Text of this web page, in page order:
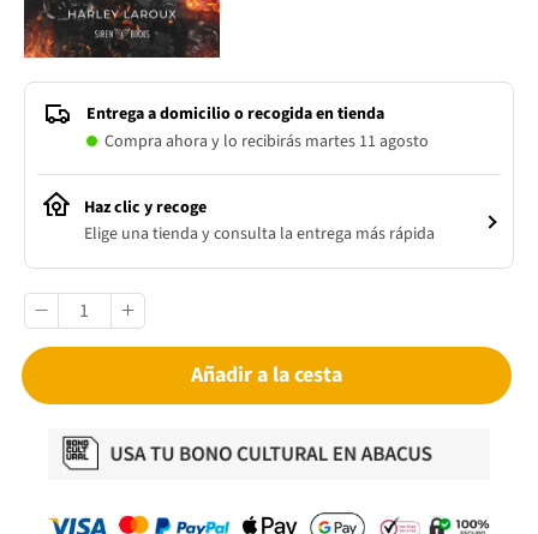
Entrega a domicilio o recogida en tienda
Compra ahora y lo recibirás martes 11 agosto
Haz clic y recoge
Elige una tienda y consulta la entrega más rápida
Añadir a la cesta